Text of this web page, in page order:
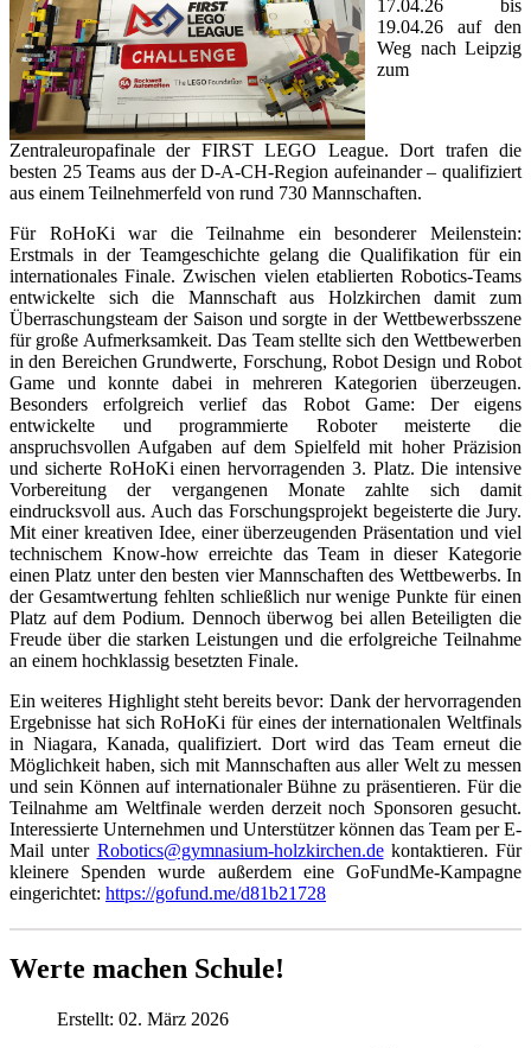
17.04.26 bis
19.04.26 auf den
Weg nach Leipzig
zum
Zentraleuropafinale der FIRST LEGO League. Dort trafen die
besten 25 Teams aus der D-A-CH-Region aufeinander – qualifiziert
aus einem Teilnehmerfeld von rund 730 Mannschaften.
Für RoHoKi war die Teilnahme ein besonderer Meilenstein:
Erstmals in der Teamgeschichte gelang die Qualifikation für ein
internationales Finale. Zwischen vielen etablierten Robotics-Teams
entwickelte sich die Mannschaft aus Holzkirchen damit zum
Überraschungsteam der Saison und sorgte in der Wettbewerbsszene
für große Aufmerksamkeit. Das Team stellte sich den Wettbewerben
in den Bereichen Grundwerte, Forschung, Robot Design und Robot
Game und konnte dabei in mehreren Kategorien überzeugen.
Besonders erfolgreich verlief das Robot Game: Der eigens
entwickelte und programmierte Roboter meisterte die
anspruchsvollen Aufgaben auf dem Spielfeld mit hoher Präzision
und sicherte RoHoKi einen hervorragenden 3. Platz. Die intensive
Vorbereitung der vergangenen Monate zahlte sich damit
eindrucksvoll aus. Auch das Forschungsprojekt begeisterte die Jury.
Mit einer kreativen Idee, einer überzeugenden Präsentation und viel
technischem Know-how erreichte das Team in dieser Kategorie
einen Platz unter den besten vier Mannschaften des Wettbewerbs. In
der Gesamtwertung fehlten schließlich nur wenige Punkte für einen
Platz auf dem Podium. Dennoch überwog bei allen Beteiligten die
Freude über die starken Leistungen und die erfolgreiche Teilnahme
an einem hochklassig besetzten Finale.
Ein weiteres Highlight steht bereits bevor: Dank der hervorragenden
Ergebnisse hat sich RoHoKi für eines der internationalen Weltfinals
in Niagara, Kanada, qualifiziert. Dort wird das Team erneut die
Möglichkeit haben, sich mit Mannschaften aus aller Welt zu messen
und sein Können auf internationaler Bühne zu präsentieren. Für die
Teilnahme am Weltfinale werden derzeit noch Sponsoren gesucht.
Interessierte Unternehmen und Unterstützer können das Team per E-
Mail unter Robotics@gymnasium-holzkirchen.dekontaktieren. Für
kleinere Spenden wurde außerdem eine GoFundMe-Kampagne
eingerichtet: https://gofund.me/d81b21728
Werte machen Schule!
Erstellt: 02. März 2026